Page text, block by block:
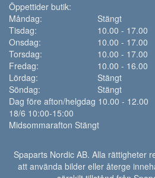
Öppettider butik:
Måndag:
Stängt
Tisdag:
10.00 - 17.00
Onsdag:
10.00 - 17.00
Torsdag:
10.00 - 17.00
Fredag:
10.00 - 16.00
Lördag:
Stängt
Söndag:
Stängt
Dag före afton/helgdag 10.00 - 12.00
18/6 10:00-15:00
Midsommarafton Stängt
Spaparts Nordic AB. Alla rättigheter
att använda bilder eller återge